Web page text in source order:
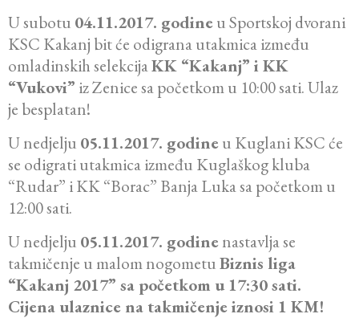
U subotu 04.11.2017. godineu Sportskoj dvorani
KSC Kakanj bit će odigrana utakmica između
omladinskih selekcijaKK “Kakanj” i KK
“Vukovi” iz Zenice sa početkom u 10:00 sati. Ulaz
je besplatan!
U nedjelju 05.11.2017. godineu Kuglani KSC će
se odigrati utakmica između Kuglaškog kluba
“Rudar” i KK “Borac” Banja Luka sa početkom u
12:00 sati.
U nedjelju 05.11.2017. godinenastavlja se
takmičenje u malom nogometuBiznis liga
“Kakanj 2017” sa početkom u 17:30 sati.
Cijena ulaznice na takmičenje iznosi 1 KM!